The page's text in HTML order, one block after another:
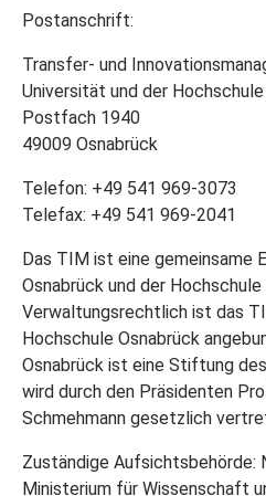
Postanschrift:
Transfer- und
Universität und der
Postfach 1940
49009 Osnabrück
Telefon: +49 541 969-3073
Telefax: +49 541 969-2041
Das TIM ist eine gemeinsame
Osnabrück und der Hochschule
Verwaltungsrechtlich ist das
Hochschule Osnabrück
Osnabrück ist eine Stiftung
wird durch den Präsidenten
Schmehmann gesetzlich
Zuständige Aufsichtsbehörde:
Ministerium für Wissenschaft